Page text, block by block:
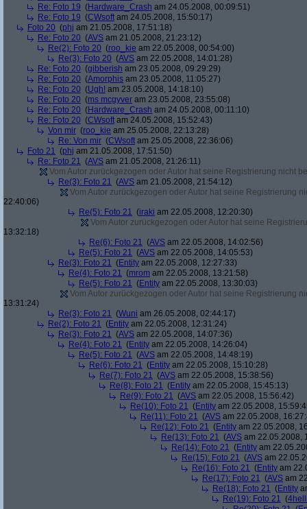
Re: Foto 19 (Hardware_Crash am 24.05.2008, 00:09:51)
Re: Foto 19 (CWsoft am 24.05.2008, 15:50:17)
Foto 20 (phj am 21.05.2008, 17:51:18)
Re: Foto 20 (AVS am 21.05.2008, 21:23:12)
Re(2): Foto 20 (roo_kie am 22.05.2008, 00:54:00)
Re(3): Foto 20 (AVS am 22.05.2008, 14:01:28)
Re: Foto 20 (gibberish am 23.05.2008, 09:29:29)
Re: Foto 20 (Amorphis am 23.05.2008, 11:05:27)
Re: Foto 20 (Ugh! am 23.05.2008, 14:18:10)
Re: Foto 20 (ms mcgyver am 23.05.2008, 23:55:08)
Re: Foto 20 (Hardware_Crash am 24.05.2008, 00:11:10)
Re: Foto 20 (CWsoft am 24.05.2008, 15:52:43)
Von mir (roo_kie am 25.05.2008, 22:13:28)
Re: Von mir (CWsoft am 25.05.2008, 22:36:06)
Foto 21 (phj am 21.05.2008, 17:51:50)
Re: Foto 21 (AVS am 21.05.2008, 21:26:11)
Vom Autor zurückgezogen oder Autor hat seine Registrierung nicht
Re(3): Foto 21 (AVS am 21.05.2008, 21:54:12)
Vom Autor zurückgezogen oder Autor hat seine Registrierung
22:40:06)
Re(5): Foto 21 (iraki am 22.05.2008, 12:20:30)
Vom Autor zurückgezogen oder Autor hat seine
13:32:18)
Re(6): Foto 21 (AVS am 22.05.2008, 14:02:56)
Re(5): Foto 21 (AVS am 22.05.2008, 14:05:53)
Re(3): Foto 21 (Entity am 22.05.2008, 12:27:33)
Re(4): Foto 21 (mrom am 22.05.2008, 13:21:58)
Re(5): Foto 21 (Entity am 22.05.2008, 13:30:03)
Vom Autor zurückgezogen oder Autor hat seine Registrierung
13:31:24)
Re(3): Foto 21 (Wuni am 26.05.2008, 02:44:17)
Re(2): Foto 21 (Entity am 22.05.2008, 12:31:24)
Re(3): Foto 21 (AVS am 22.05.2008, 14:07:36)
Re(4): Foto 21 (Entity am 22.05.2008, 14:26:04)
Re(5): Foto 21 (AVS am 22.05.2008, 14:48:19)
Re(6): Foto 21 (Entity am 22.05.2008, 15:10:28)
Re(7): Foto 21 (AVS am 22.05.2008, 15:38:56)
Re(8): Foto 21 (Entity am 22.05.2008, 15:45:13)
Re(9): Foto 21 (AVS am 22.05.2008, 15:56:42)
Re(10): Foto 21 (Entity am 22.05.2008,
Re(11): Foto 21 (AVS am 22.05.2008,
Re(12): Foto 21 (Entity am 22.05.2008,
Re(13): Foto 21 (AVS am 22.05.2008,
Re(14): Foto 21 (Entity am
Re(15): Foto 21 (AVS am
Re(16): Foto 21 (Entity am
Re(17): Foto 21 (AVS am
Re(18): Foto 21 (Entity
Re(19): Foto 21 (